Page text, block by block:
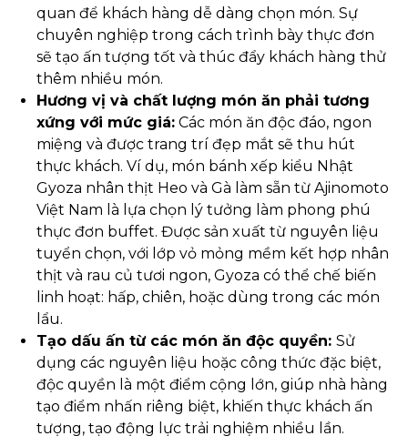
quan để khách hàng dễ dàng chọn món. Sự
chuyên nghiệp trong cách trình bày thực đơn
sẽ tạo ấn tượng tốt và thúc đẩy khách hàng thử
thêm nhiều món.
Hương vị và chất lượng món ăn phải tương
xứng với mức giá: Các món ăn độc đáo, ngon
miệng và được trang trí đẹp mắt sẽ thu hút
thực khách. Ví dụ, món bánh xếp kiểu Nhật
Gyoza nhân thịt Heo và Gà làm sẵn từ Ajinomoto
Việt Nam là lựa chọn lý tưởng làm phong phú
thực đơn buffet. Được sản xuất từ nguyên liệu
tuyển chọn, với lớp vỏ mỏng mềm kết hợp nhân
thịt và rau củ tươi ngon, Gyoza có thể chế biến
linh hoạt: hấp, chiên, hoặc dùng trong các món
lẩu.
Tạo dấu ấn từ các món ăn độc quyền: Sử
dụng các nguyên liệu hoặc công thức đặc biệt,
độc quyền là một điểm cộng lớn, giúp nhà hàng
tạo điểm nhấn riêng biệt, khiến thực khách ấn
tượng, tạo động lực trải nghiệm nhiều lần.